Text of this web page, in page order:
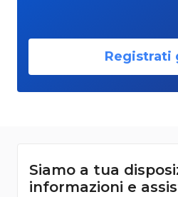
Registrati
Siamo a tua
informazioni e